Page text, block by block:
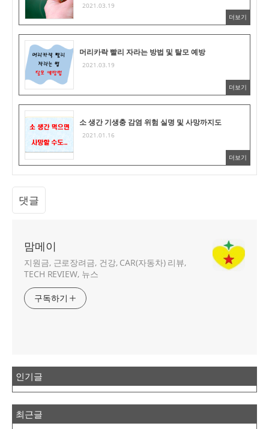
2021.03.19
더보기
머리카락 빨리 자라는 방법 및 탈모 예방
2021.03.19
더보기
소 생간 기생충 감염 위험 실명 및 사망까지도
2021.01.16
더보기
댓글
맘메이
지원금, 근로장려금, 건강, CAR(자동차) 리뷰,
TECH REVIEW, 뉴스
구독하기
인기글
최근글